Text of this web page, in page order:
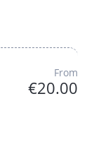
From
€20.00